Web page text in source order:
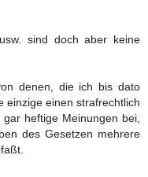
sind doch aber keine
denen, die ich bis dato
einzige einen strafrechtlich
heftige Meinungen bei,
des Gesetzen mehrere